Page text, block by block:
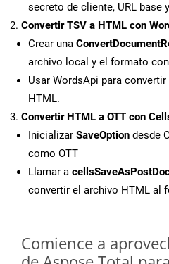
secreto de cliente, URL base
Convertir TSV a HTML con
Crear una
archivo local y el formato
Usar WordsApi para
HTML.
Convertir HTML a OTT con
Inicializar SaveOption desde
como OTT
Llamar a
convertir el archivo HTML al
Comience a